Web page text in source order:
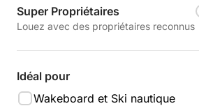
Super Propriétaires
Louez avec des propriétaires reconnus
Idéal pour
Wakeboard et Ski nautique